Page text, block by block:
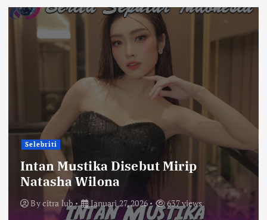
Selebriti
Intan Mustika Disebut Mirip
Natasha Wilona
Bycitra lub Januari 27, 2026 637 views